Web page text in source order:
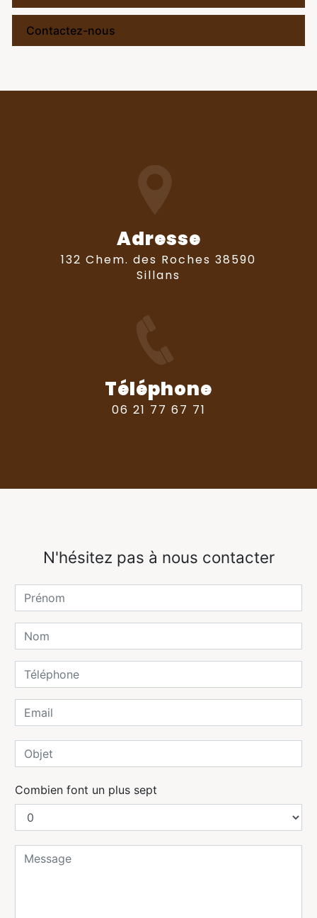
Contactez-nous
Adresse
132 Chem. des Roches 38590
Sillans
Téléphone
06 21 77 67 71
N'hésitez pas à nous contacter
Combien font un plus sept